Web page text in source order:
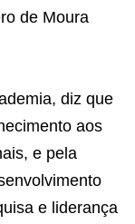
de Moura
diz que
aos
e pela
e liderança